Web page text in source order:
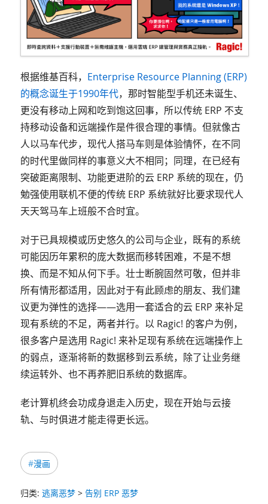
根据维基百科， Enterprise Resource Planning (ERP)
的概念诞生于1990年代，那时智能型手机还未诞生、
更没有移动上网和吃到饱这回事，所以传统 ERP 不支
持移动设备和远端操作是件很合理的事情。但就像古
人以马车代步，现代人搭马车则是体验情怀，在不同
的时代里做同样的事意义大不相同；同理，在已经有
突破距离限制、功能更进阶的云 ERP 系统的现在，仍
勉强使用联机不便的传统 ERP 系统就好比要求现代人
天天驾马车上班般不合时宜。
对于已具规模或历史悠久的公司与企业，既有的系统
可能因历年累积的庞大数据而移转困难，不是不想
换、而是不知从何下手。壮士断腕固然可敬，但并非
所有情形都适用，因此对于有此顾虑的朋友、我们建
议更为弹性的选择——选用一套适合的云 ERP 来补足
现有系统的不足，两者并行。以 Ragic! 的客户为例，
很多客户是选用 Ragic! 来补足现有系统在远端操作上
的弱点，逐渐将新的数据移到云系统，除了让业务继
续运转外、也不再养肥旧系统的数据库。
老计算机终会功成身退走入历史，现在开始与云接
轨、与时俱进才能走得更长远。
#漫画
归类: 逃离恶梦> 告别 ERP 恶梦